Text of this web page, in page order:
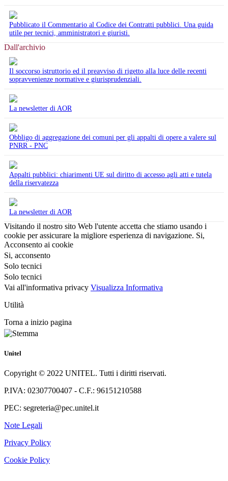
Pubblicato il Commentario al Codice dei Contratti pubblici. Una guida
utile per tecnici, amministratori e giuristi.
Dall'archivio
Il soccorso istruttorio ed il preavviso di rigetto alla luce delle recenti
sopravvenienze normative e giurisprudenziali.
La newsletter di AOR
Obbligo di aggregazione dei comuni per gli appalti di opere a valere sul
PNRR - PNC
Appalti pubblici: chiarimenti UE sul diritto di accesso agli atti e tutela
della riservatezza
La newsletter di AOR
Visitando il nostro sito Web l'utente accetta che stiamo usando i
cookie per assicurare la migliore esperienza di navigazione. Si,
Acconsento ai cookie
Si, acconsento
Solo tecnici
Solo tecnici
Vai all'informativa privacy Visualizza Informativa
Utilità
Torna a inizio pagina
Unitel
Copyright © 2022 UNITEL. Tutti i diritti riservati.
P.IVA: 02307700407 - C.F.: 96151210588
PEC: segreteria@pec.unitel.it
Note Legali
Privacy Policy
Cookie Policy